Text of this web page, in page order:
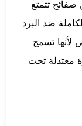
صفائح تتمتع
ضد البرد
لأنها تسمح
معتدلة تحت